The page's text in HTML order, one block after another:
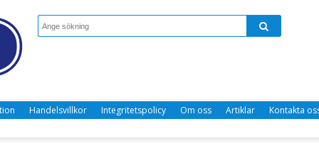
Handelsvillkor Integritetspolicy Om oss Artiklar Kontakta